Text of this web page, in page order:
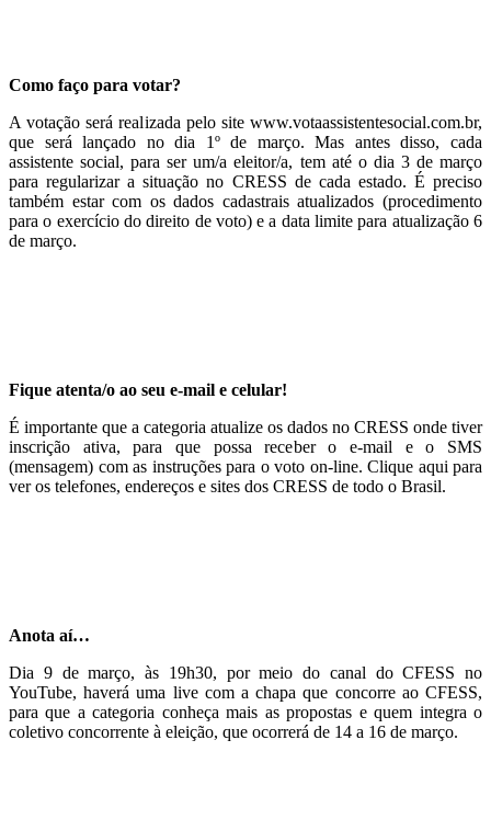
Como faço para votar?
A votação será realizada pelo site www.votaassistentesocial.com.br,
que será lançado no dia 1º de março. Mas antes disso, cada
assistente social, para ser um/a eleitor/a, tem até o dia 3 de março
para regularizar a situação no CRESS de cada estado. É preciso
também estar com os dados cadastrais atualizados (procedimento
para o exercício do direito de voto) e a data limite para atualização 6
de março.
Fique atenta/o ao seu e-mail e celular!
É importante que a categoria atualize os dados no CRESS onde tiver
inscrição ativa, para que possa receber o e-mail e o SMS
(mensagem) com as instruções para o voto on-line. Clique aqui para
ver os telefones, endereços e sites dos CRESS de todo o Brasil.
Anota aí…
Dia 9 de março, às 19h30, por meio do canal do CFESS no
YouTube, haverá uma live com a chapa que concorre ao CFESS,
para que a categoria conheça mais as propostas e quem integra o
coletivo concorrente à eleição, que ocorrerá de 14 a 16 de março.